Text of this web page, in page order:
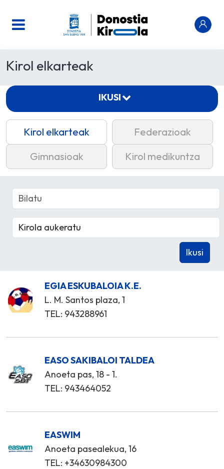
Kirol elkarteak
Kirol elkarteak
Federazioak
Gimnasioak
Kirol medikuntza
EGIA ESKUBALOIA K.E.
L. M. Santos plaza, 1
TEL: 943288961
EASO SAKIBALOI TALDEA
Anoeta pas, 18 - 1.
TEL: 943464052
EASWIM
Anoeta pasealekua, 16
TEL: +34630984300
IKUSI